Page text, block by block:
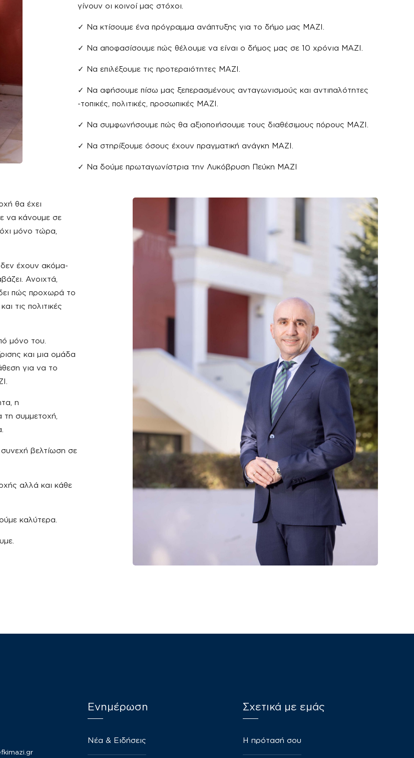
γίνουν οι κοινοί μας στόχοι.
✓ Να κτίσουμε ένα πρόγραμμα ανάπτυξης για το δήμο μας ΜΑΖΙ.
✓ Να αποφασίσουμε πώς θέλουμε να είναι ο δήμος μας σε 10 χρόνια ΜΑΖΙ.
✓ Να επιλέξουμε τις προτεραιότητες ΜΑΖΙ.
✓ Να αφήσουμε πίσω μας ξεπερασμένους ανταγωνισμούς και αντιπαλότητες
-τοπικές, πολιτικές, προσωπικές ΜΑΖΙ.
✓ Να συμφωνήσουμε πώς θα αξιοποιήσουμε τους διαθέσιμους πόρους ΜΑΖΙ.
✓ Να στηρίξουμε όσους έχουν πραγματική ανάγκη ΜΑΖΙ.
✓ Να δούμε πρωταγωνίστρια την Λυκόβρυση Πεύκη ΜΑΖΙ
θα έχει
να κάνουμε σε
μόνο τώρα,
έχουν ακόμα-
Ανοιχτά,
δει πώς προχωρά το
τις πολιτικές
μόνο του.
και μια ομάδα
για να το
η
τη συμμετοχή,
συνεχή βελτίωση σε
αλλά και κάθε
καλύτερα.
Ενημέρωση
Νέα & Ειδήσεις
Σχετικά με εμάς
​Η πρότασή σου